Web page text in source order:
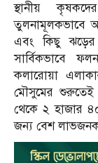
স্থানীয়
তুলনামূলকভাবে
এবং কিছু ঝড়ের
সার্বিকভাবে
কলারোয়া
মৌসুমের
থেকে ২ হাজার
জন্য বেশ